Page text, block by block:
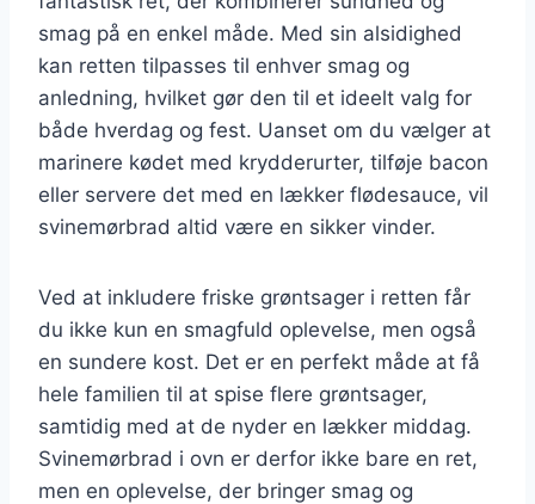
smag på en enkel måde. Med sin alsidighed
kan retten tilpasses til enhver smag og
anledning, hvilket gør den til et ideelt valg for
både hverdag og fest. Uanset om du vælger at
marinere kødet med krydderurter, tilføje bacon
eller servere det med en lækker flødesauce, vil
svinemørbrad altid være en sikker vinder.
Ved at inkludere friske grøntsager i retten får
du ikke kun en smagfuld oplevelse, men også
en sundere kost. Det er en perfekt måde at få
hele familien til at spise flere grøntsager,
samtidig med at de nyder en lækker middag.
Svinemørbrad i ovn er derfor ikke bare en ret,
men en oplevelse, der bringer smag og